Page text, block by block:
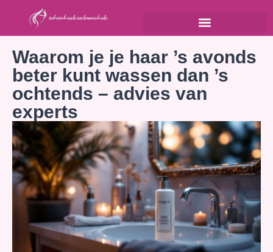
Waarom je je haar ’s avonds
beter kunt wassen dan ’s
ochtends – advies van
experts